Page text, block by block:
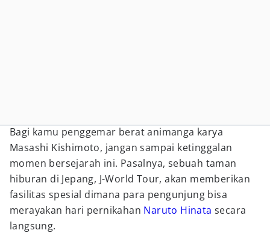
Bagi kamu penggemar berat animanga karya
Masashi Kishimoto, jangan sampai ketinggalan
momen bersejarah ini. Pasalnya, sebuah taman
hiburan di Jepang, J-World Tour, akan memberikan
fasilitas spesial dimana para pengunjung bisa
merayakan hari pernikahan Naruto Hinata secara
langsung.